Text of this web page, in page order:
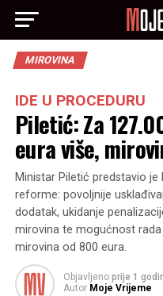
MIROVINA
IDE U PROCEDURU
Piletić: Za
eura više,
Ministar Piletić predstavio
reforme: povoljnije
dodatak, ukidanje
mirovina te mogućnost
mirovina od 800 eura.
Objavljeno prije 1
Autor Moje Vrijeme